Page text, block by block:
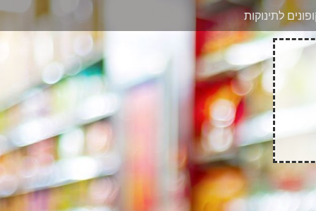
בוואטסאפלתינוקות